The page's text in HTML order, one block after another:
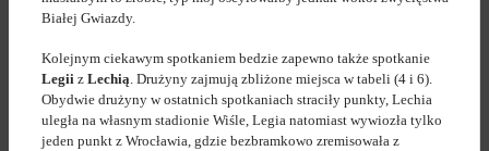
Białej Gwiazdy.
Kolejnym ciekawym spotkaniem bedzie zapewno także spotkanie
Legii z Lechią. Drużyny zajmują zbliżone miejsca w tabeli (4 i 6).
Obydwie drużyny w ostatnich spotkaniach straciły punkty, Lechia
uległa na własnym stadionie Wiśle, Legia natomiast wywiozła tylko
jeden punkt z Wrocławia, gdzie bezbramkowo zremisowała z